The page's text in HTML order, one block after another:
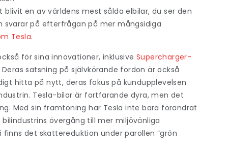
en av världens mest sålda elbilar, du ser den
svarar på efterfrågan på mer mångsidiga
Tesla.
för sina innovationer, inklusive Supercharger-
satsning på självkörande fordon är också
hitta på nytt, deras fokus på kundupplevelsen
Tesla-bilar är fortfarande dyra, men det
Med sin framtoning har Tesla inte bara förändrat
övergång till mer miljövänliga
det skattereduktion under parollen ”grön